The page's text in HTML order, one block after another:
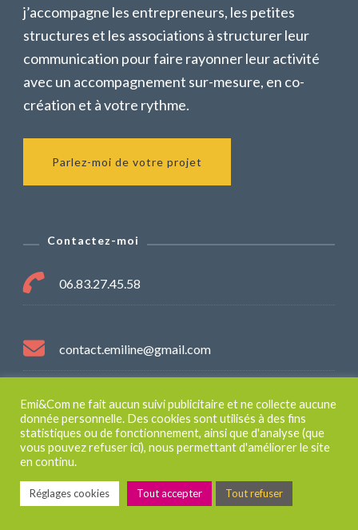
j’accompagne les entrepreneurs, les petites
structures et les associations à structurer leur
communication pour faire rayonner leur activité
avec un accompagnement sur-mesure, en co-
création et à votre rythme.
Parlez-moi de votre projet
Contactez-moi
06.83.27.45.58
contact.emiline@gmail.com
54250 CHAMPIGNEULLES
Mentions légales et plan du site
Emi&Com ne fait aucun suivi publicitaire et ne collecte aucune
donnée personnelle. Des cookies sont utilisés à des fins
statistiques ou de fonctionnement, ainsi que d'analyse (que
vous pouvez refuser ici), nous permettant d'améliorer le site
en continu.
Réglages cookies Tout accepter Tout refuser